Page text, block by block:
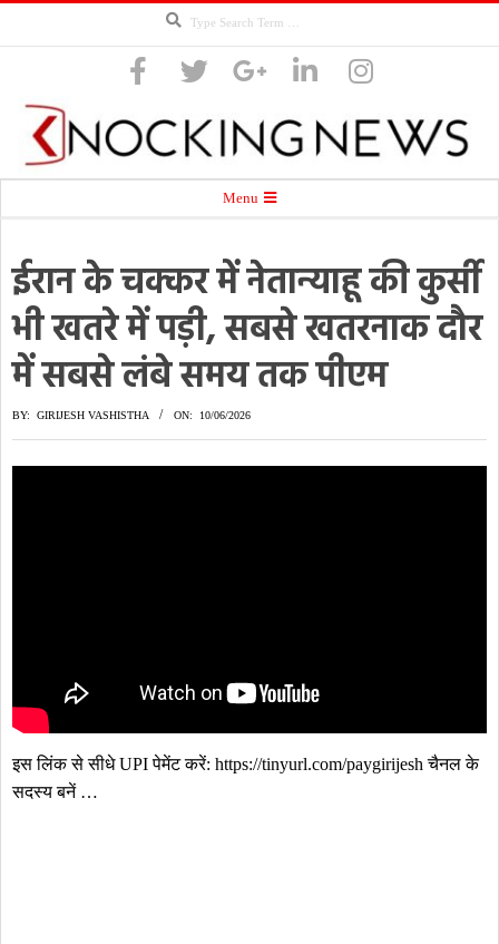
Knocking
News
Menu
ईरान के चक्कर में नेतान्याहू की कुर्सी
भी खतरे में पड़ी, सबसे खतरनाक दौर
में सबसे लंबे समय तक पीएम
BY: GIRIJESH VASHISTHA ON: 10/06/2026
इस लिंक से सीधे UPI पेमेंट करें: https://tinyurl.com/paygirijesh चैनल के
सदस्य बनें …